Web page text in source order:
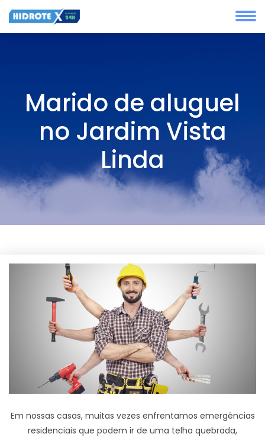
Marido de aluguel
no Jardim Vista
Linda
Em nossas casas, muitas vezes enfrentamos emergências
residenciais que podem ir de uma telha quebrada,